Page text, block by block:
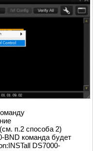
п.2 способа 2)
BND команда будет
DS7000-